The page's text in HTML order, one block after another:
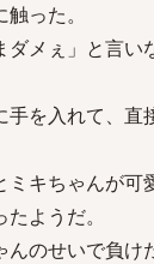
った。
ダメぇ」と言
手を入れて、直
ミキちゃんが
ようだ。
んのせいで負